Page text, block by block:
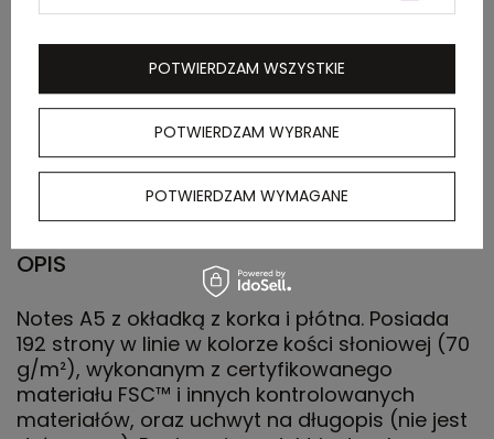
kartonie
wewnętrznym
Waga
zewnętrznego
(kg)
14.000
OPIS
Notes A5 z okładką z korka i płótna. Posiada
192 strony w linie w kolorze kości słoniowej (70
g/m²), wykonanym z certyfikowanego
materiału FSC™ i innych kontrolowanych
materiałów, oraz uchwyt na długopis (nie jest
POTWIERDZAM WYBRANE
POTWIERDZAM WYMAGANE
POTWIERDZAM WSZYSTKIE